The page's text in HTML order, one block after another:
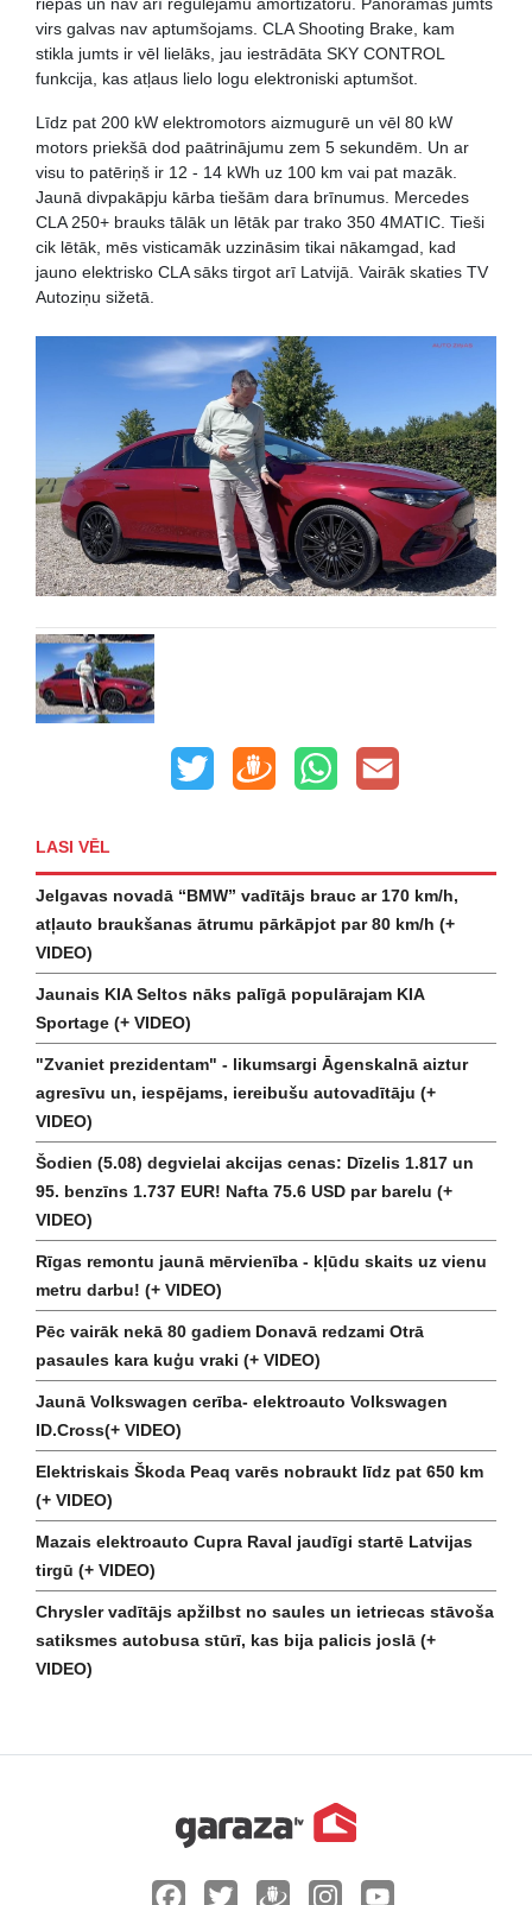
riepas un nav arī regulējamu amortizatoru. Panorāmas jumts
virs galvas nav aptumšojams. CLA Shooting Brake, kam
stikla jumts ir vēl lielāks, jau iestrādāta SKY CONTROL
funkcija, kas atļaus lielo logu elektroniski aptumšot.
Līdz pat 200 kW elektromotors aizmugurē un vēl 80 kW
motors priekšā dod paātrinājumu zem 5 sekundēm. Un ar
visu to patēriņš ir 12 - 14 kWh uz 100 km vai pat mazāk.
Jaunā divpakāpju kārba tiešām dara brīnumus. Mercedes
CLA 250+ brauks tālāk un lētāk par trako 350 4MATIC. Tieši
cik lētāk, mēs visticamāk uzzināsim tikai nākamgad, kad
jauno elektrisko CLA sāks tirgot arī Latvijā. Vairāk skaties TV
Autoziņu sižetā.
LASI VĒL
Jelgavas novadā “BMW” vadītājs brauc ar 170 km/h,
atļauto braukšanas ātrumu pārkāpjot par 80 km/h (+
VIDEO)
Jaunais KIA Seltos nāks palīgā populārajam KIA
Sportage (+ VIDEO)
"Zvaniet prezidentam" - likumsargi Āgenskalnā aiztur
agresīvu un, iespējams, iereibušu autovadītāju (+
VIDEO)
Šodien (5.08) degvielai akcijas cenas: Dīzelis 1.817 un
95. benzīns 1.737 EUR! Nafta 75.6 USD par barelu (+
VIDEO)
Rīgas remontu jaunā mērvienība - kļūdu skaits uz vienu
metru darbu! (+ VIDEO)
Pēc vairāk nekā 80 gadiem Donavā redzami Otrā
pasaules kara kuģu vraki (+ VIDEO)
Jaunā Volkswagen cerība- elektroauto Volkswagen
ID.Cross(+ VIDEO)
Elektriskais Škoda Peaq varēs nobraukt līdz pat 650 km
(+ VIDEO)
Mazais elektroauto Cupra Raval jaudīgi startē Latvijas
tirgū (+ VIDEO)
Chrysler vadītājs apžilbst no saules un ietriecas stāvoša
satiksmes autobusa stūrī, kas bija palicis joslā (+
VIDEO)